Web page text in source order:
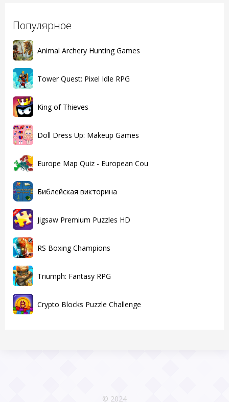
Популярное
Animal Archery Hunting Games
Tower Quest: Pixel Idle RPG
King of Thieves
Doll Dress Up: Makeup Games
Europe Map Quiz - European Cou
Библейская викторина
Jigsaw Premium Puzzles HD
RS Boxing Champions
Triumph: Fantasy RPG
Crypto Blocks Puzzle Challenge
© 2024